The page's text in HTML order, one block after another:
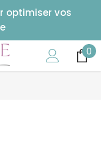
optimiser vos
00